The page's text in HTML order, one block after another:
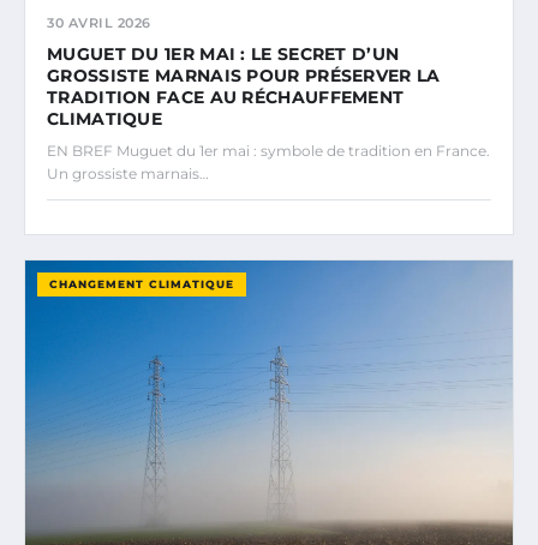
30 AVRIL 2026
MUGUET DU 1ER MAI : LE SECRET D’UN
GROSSISTE MARNAIS POUR PRÉSERVER LA
TRADITION FACE AU RÉCHAUFFEMENT
CLIMATIQUE
EN BREF Muguet du 1er mai : symbole de tradition en France.
Un grossiste marnais…
CHANGEMENT CLIMATIQUE